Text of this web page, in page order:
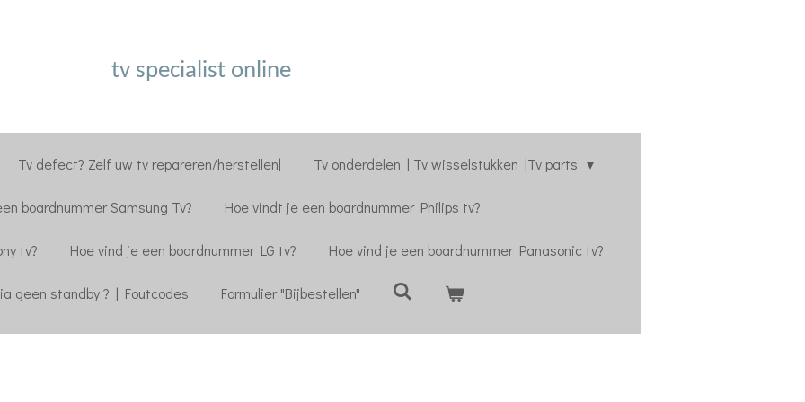
tv specialist online
Tv defect? Zelf uw tv repareren/herstellen| Tv onderdelen | Tv wisselstukken |Tv parts
boardnummer Samsung Tv? Hoe vindt je een boardnummer Philips tv?
tv? Hoe vind je een boardnummer LG tv? Hoe vind je een boardnummer Panasonic tv?
geen standby ? | Foutcodes Formulier "Bijbestellen"